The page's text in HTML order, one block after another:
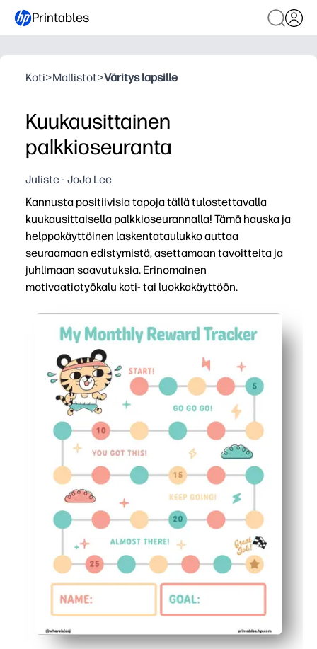
Printables
Koti>Mallistot>Väritys lapsille
Kuukausittainen
palkkioseuranta
Juliste - JoJo Lee
Kannusta positiivisia tapoja tällä tulostettavalla
kuukausittaisella palkkioseurannalla! Tämä hauska ja
helppokäyttöinen laskentataulukko auttaa
seuraamaan edistymistä, asettamaan tavoitteita ja
juhlimaan saavutuksia. Erinomainen
motivaatiotyökalu koti- tai luokkakäyttöön.